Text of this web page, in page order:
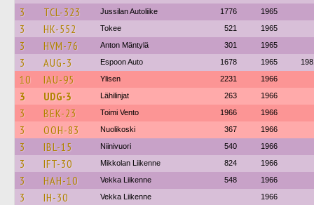
3 TCL-323 Jussilan Autoliike 1776 1965
3 HK-552 Tokee 521 1965
3 HVM-76 Anton Mäntylä 301 1965
3 AUG-3 Espoon Auto 1678 1965
10 IAU-95 Ylisen 2231 1966
3 UDG-3 Lähilinjat 263 1966
3 BEK-23 Toimi Vento 1966 1966
3 OOH-83 Nuolikoski 367 1966
3 IBL-15 Niinivuori 540 1966
3 IFT-30 Mikkolan Liikenne 824 1966
3 HAH-10 Vekka Liikenne 548 1966
3 IH-30 Vekka Liikenne 1966